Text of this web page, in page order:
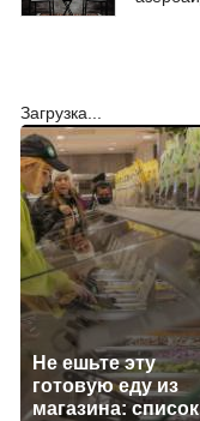
Загрузка...
Не ешьте эту
готовую еду из
магазина: список